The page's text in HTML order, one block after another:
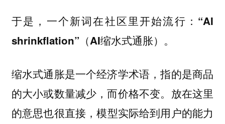
于是，一个新词在社区里开始流行： “AI
shrinkflation”（AI缩水式通胀） 。
缩水式通胀是一个经济学术语，指的是商品
的大小或数量减少，而价格不变。放在这里
的意思也很直接，模型实际给到用户的能力